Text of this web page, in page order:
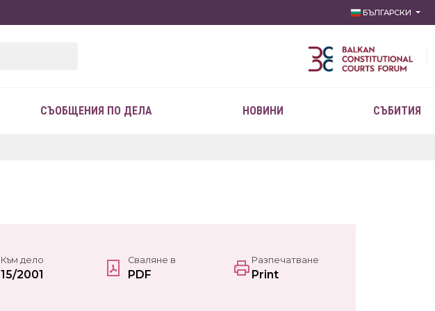
БЪЛГАРСКИ
СЪОБЩЕНИЯ ПО ДЕЛА НОВИНИ СЪБИТИЯ
Към дело
15/2001
Сваляне в
PDF
Разпечатване
Print